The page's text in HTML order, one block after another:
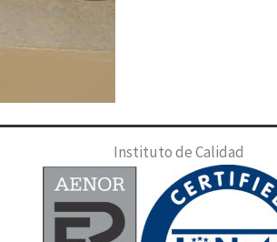
Instituto de Calidad